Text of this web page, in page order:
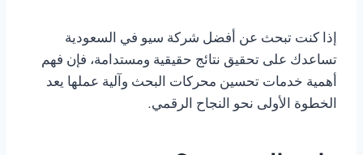
إذا كنت تبحث عن أفضل شركة سيو في السعودية
تساعدك على تحقيق نتائج حقيقية ومستدامة، فإن فهم
أهمية خدمات تحسين محركات البحث وآلية عملها يعد
الخطوة الأولى نحو النجاح الرقمي.